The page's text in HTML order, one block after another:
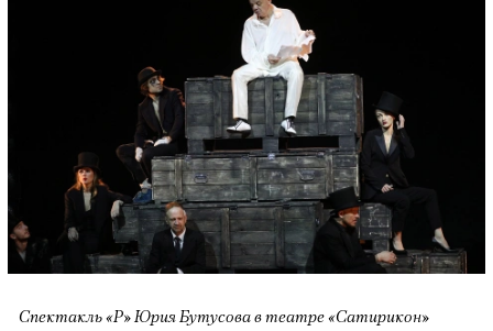
Спектакль «Р» Юрия Бутусова в театре «Сатирикон»